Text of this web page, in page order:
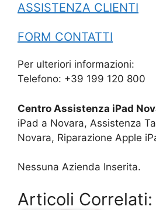
ASSISTENZA CLIENTI
FORM CONTATTI
Per ulteriori informazioni:
Telefono: +39 199 120 800
Centro Assistenza iPad
iPad a Novara, Assistenza
Novara, Riparazione Apple
Nessuna Azienda Inserita.
Articoli Correlati: